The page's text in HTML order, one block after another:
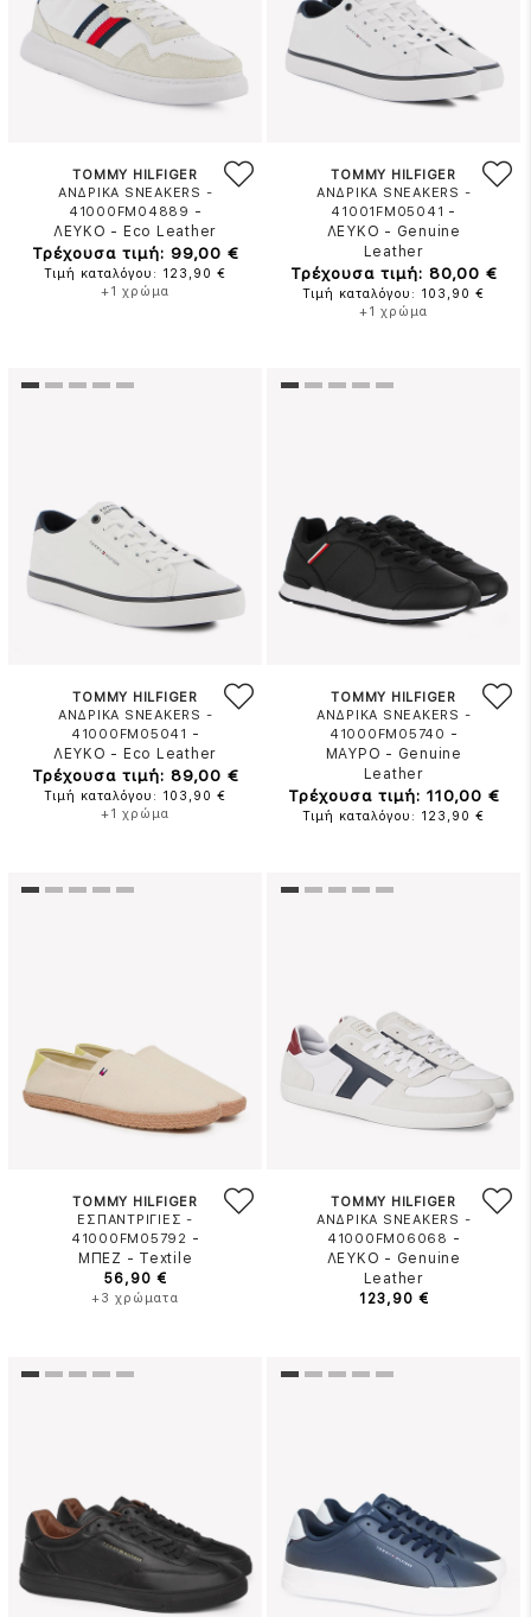
TOMMY HILFIGER
ΑΝΔΡΙΚΑ SNEAKERS -
41000FM04889 -
ΛΕΥΚΟ - Eco Leather
Τρέχουσα τιμή: 99,00 €
Τιμή καταλόγου: 123,90 €
+1 χρώμα
TOMMY HILFIGER
ΑΝΔΡΙΚΑ SNEAKERS -
41001FM05041 -
ΛΕΥΚΟ - Genuine
Leather
Τρέχουσα τιμή: 80,00 €
Τιμή καταλόγου: 103,90 €
+1 χρώμα
TOMMY HILFIGER
ΑΝΔΡΙΚΑ SNEAKERS -
41000FM05041 -
ΛΕΥΚΟ - Eco Leather
Τρέχουσα τιμή: 89,00 €
Τιμή καταλόγου: 103,90 €
+1 χρώμα
TOMMY HILFIGER
ΑΝΔΡΙΚΑ SNEAKERS -
41000FM05740 -
ΜΑΥΡΟ - Genuine
Leather
Τρέχουσα τιμή: 110,00 €
Τιμή καταλόγου: 123,90 €
TOMMY HILFIGER
ΕΣΠΑΝΤΡΙΓΙΕΣ -
41000FM05792 -
ΜΠΕΖ - Textile
56,90 €
+3 χρώματα
TOMMY HILFIGER
ΑΝΔΡΙΚΑ SNEAKERS -
41000FM06068 -
ΛΕΥΚΟ - Genuine
Leather
123,90 €